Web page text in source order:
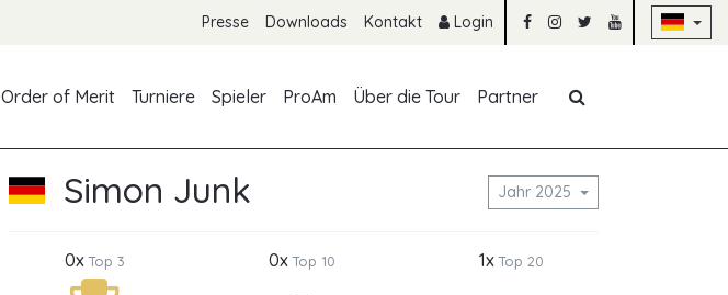
Presse Downloads Kontakt Login
Order of Merit Turniere Spieler ProAm Über die Tour Partner
Simon Junk Jahr 2025
0xTop 3 0xTop 10 1xTop 20